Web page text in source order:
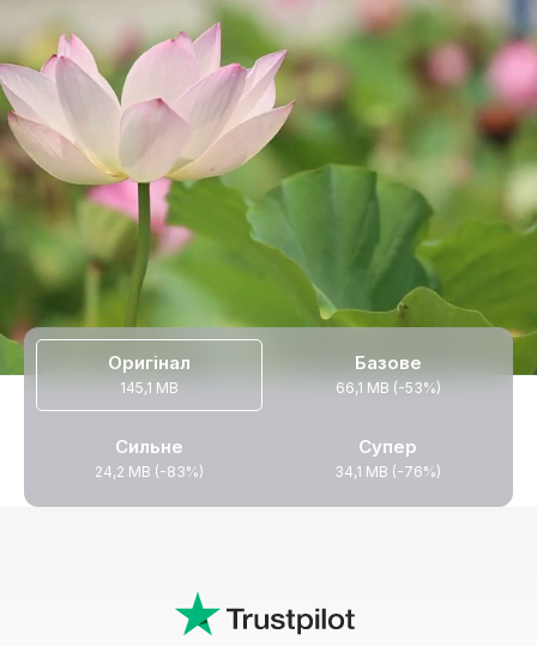
Оригінал
145,1 MB
Базове
66,1 MB (-53%)
Сильне
24,2 MB (-83%)
Супер
34,1 MB (-76%)